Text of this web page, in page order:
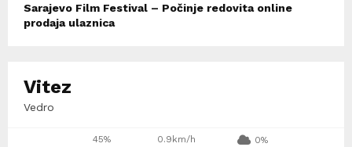
Sarajevo Film Festival – Počinje redovita online
prodaja ulaznica
Vitez
Vedro
45% 0.9km/h 0%